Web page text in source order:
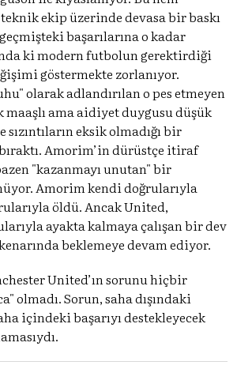
ekip üzerinde devasa bir baskı
başarılarına o kadar
ki modern futbolun gerektirdiği
göstermekte zorlanıyor.
olarak adlandırılan o pes etmeyen
maaşlı ama aidiyet duygusu düşük
eksik olmadığı bir
Amorim’in dürüstçe itiraf
"kazanmayı unutan" bir
Amorim kendi doğrularıyla
öldü. Ancak United,
ayakta kalmaya çalışan bir dev
beklemeye devam ediyor.
United’ın sorunu hiçbir
olmadı. Sorun, saha dışındaki
içindeki başarıyı destekleyecek